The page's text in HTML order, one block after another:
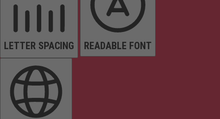
LETTER SPACING READABLE FONT